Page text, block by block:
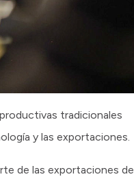
tradicionales
y las exportaciones.
de las exportaciones de